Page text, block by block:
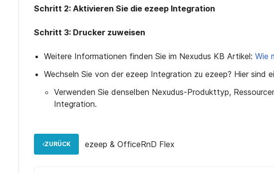
Schritt 2: Aktivieren Sie die ezeep Integration
Schritt 3: Drucker zuweisen
Weitere Informationen finden Sie im Nexudus KB Artikel:Wie
Wechseln Sie von der ezeep Integration zu ezeep? Hier sind
Verwenden Sie denselben Nexudus-Produkttyp,
Integration.
ZURÜCK ezeep & OfficeRnD Flex